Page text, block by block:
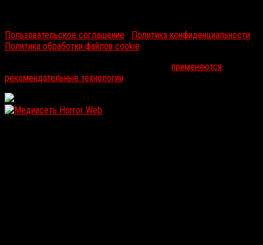
Пользовательское соглашение
Политика конфиденциальности
Политика обработки файлов cookie
применяются
рекомендательные технологии